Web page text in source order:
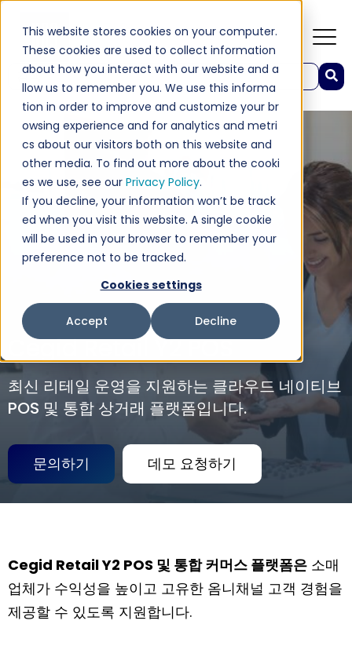
This website stores cookies on your computer.
These cookies are used to collect information
about how you interact with our website and a
llow us to remember you. We use this informa
tion in order to improve and customize your br
owsing experience and for analytics and metri
cs about our visitors both on this website and
other media. To find out more about the cooki
es we use, see our Privacy Policy.
If you decline, your information won’t be track
ed when you visit this website. A single cookie
will be used in your browser to remember your
preference not to be tracked.
Cookies settings
Accept Decline
이것은 자동 제안 기능이 첨부된 검색 필드입니다.
검색 필드가 비어 있으므로 제안 사항이 없습니다.
Cegid Retail Y2 POS
최신 리테일 운영을 지원하는 클라우드 네이티브
POS 및 통합 상거래 플랫폼입니다.
문의하기 데모 요청하기
Cegid Retail Y2 POS 및 통합 커머스 플랫폼은 소매
업체가 수익성을 높이고 고유한 옴니채널 고객 경험을
제공할 수 있도록 지원합니다.